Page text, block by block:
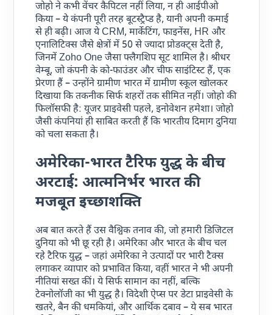
जोहो ने कभी वेंचर कैपिटल नहीं लिया, न ही आईपीओ
किया – ये कंपनी पूरी तरह बूटस्ट्रैप्ड है, यानी अपनी कमाई
से ही बढ़ी। आज ये CRM, मार्केटिंग, फाइनेंस, HR और
एनालिटिक्स जैसे क्षेत्रों में 50 से ज्यादा प्रोडक्ट्स देती है,
जिनमें Zoho One जैसा फ्लैगशिप सूट शामिल है। श्रीधर
वेम्बू, जो कंपनी के को-फाउंडर और चीफ साइंटिस्ट हैं, एक
प्रेरणा हैं – उन्होंने ग्रामीण भारत में ग्रामीण स्कूल खोलकर
दिखाया कि तकनीक सिर्फ शहरों तक सीमित नहीं। जोहो की
फिलॉसफी है: यूजर प्राइवेसी पहले, इनोवेशन हमेशा। जोहो
जैसी कंपनियां ही साबित करती हैं कि भारतीय दिमाग दुनिया
को चला सकता है।
अमेरिका-भारत टैरिफ युद्ध के बीच
अरटाई: आत्मनिर्भर भारत की
मजबूत इच्छाशक्ति
अब बात करते हैं उस वैश्विक तनाव की, जो हमारी डिजिटल
दुनिया को भी छू रही है। अमेरिका और भारत के बीच चल
रहे टैरिफ युद्ध – जहां अमेरिका ने उत्पादों पर भारी टैक्स
लगाकर व्यापार को प्रभावित किया, वहीं भारत ने भी अपनी
नीतियां सख्त कीं। ये सिर्फ सामान का नहीं, बल्कि
टेक्नोलॉजी का भी युद्ध है। विदेशी ऐप्स पर डेटा प्राइवेसी के
खतरे, बैन की धमकियां, और आर्थिक दबाव – ये सब भारत